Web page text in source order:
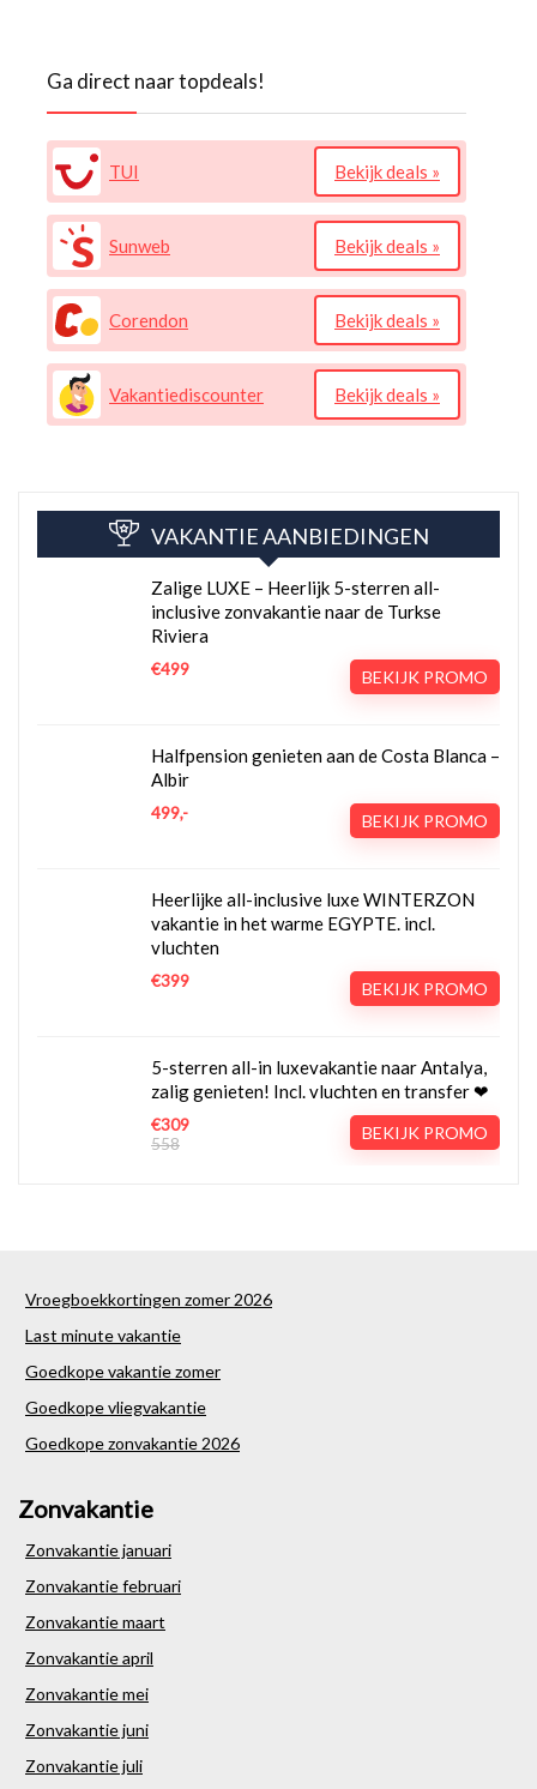
Ga direct naar topdeals!
TUI Bekijk deals »
Sunweb Bekijk deals »
Corendon Bekijk deals »
Vakantiediscounter Bekijk deals »
VAKANTIE AANBIEDINGEN
Zalige LUXE – Heerlijk 5-sterren all-
inclusive zonvakantie naar de Turkse
Riviera
€499 BEKIJK PROMO
Halfpension genieten aan de Costa Blanca –
Albir
499,- BEKIJK PROMO
Heerlijke all-inclusive luxe WINTERZON
vakantie in het warme EGYPTE. incl.
vluchten
€399 BEKIJK PROMO
5-sterren all-in luxevakantie naar Antalya,
zalig genieten! Incl. vluchten en transfer ❤
€309
558
BEKIJK PROMO
Vroegboekkortingen zomer 2026
Last minute vakantie
Goedkope vakantie zomer
Goedkope vliegvakantie
Goedkope zonvakantie 2026
Zonvakantie
Zonvakantie januari
Zonvakantie februari
Zonvakantie maart
Zonvakantie april
Zonvakantie mei
Zonvakantie juni
Zonvakantie juli